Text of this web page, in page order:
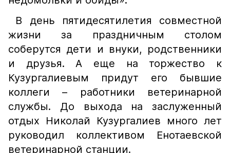
В день пятидесятилетия совместной
жизни за праздничным столом
соберутся дети и внуки, родственники
и друзья. А еще на торжество к
Кузургалиевым придут его бывшие
коллеги – работники ветеринарной
службы. До выхода на заслуженный
отдых Николай Кузургалиев много лет
руководил коллективом Енотаевской
ветеринарной станции.